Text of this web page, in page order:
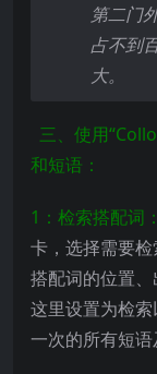
第二门
占不到
大。
三、使用
和短语：
1：检索搭配词：
卡，选择需要
搭配词的位置
这里设置为检
一次的所有短语